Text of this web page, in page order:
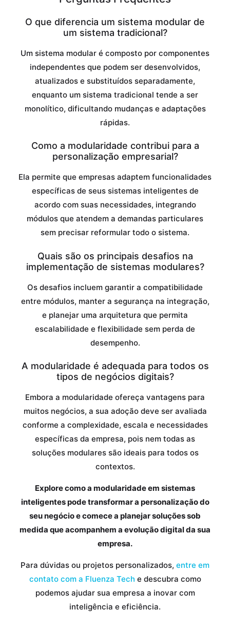
O que diferencia um sistema modular de
um sistema tradicional?
Um sistema modular é composto por componentes
independentes que podem ser desenvolvidos,
atualizados e substituídos separadamente,
enquanto um sistema tradicional tende a ser
monolítico, dificultando mudanças e adaptações
rápidas.
Como a modularidade contribui para a
personalização empresarial?
Ela permite que empresas adaptem funcionalidades
específicas de seus sistemas inteligentes de
acordo com suas necessidades, integrando
módulos que atendem a demandas particulares
sem precisar reformular todo o sistema.
Quais são os principais desafios na
implementação de sistemas modulares?
Os desafios incluem garantir a compatibilidade
entre módulos, manter a segurança na integração,
e planejar uma arquitetura que permita
escalabilidade e flexibilidade sem perda de
desempenho.
A modularidade é adequada para todos os
tipos de negócios digitais?
Embora a modularidade ofereça vantagens para
muitos negócios, a sua adoção deve ser avaliada
conforme a complexidade, escala e necessidades
específicas da empresa, pois nem todas as
soluções modulares são ideais para todos os
contextos.
Explore como a modularidade em sistemas
inteligentes pode transformar a personalização do
seu negócio e comece a planejar soluções sob
medida que acompanhem a evolução digital da sua
empresa.
Para dúvidas ou projetos personalizados, entre em
contato com a Fluenza Tech e descubra como
podemos ajudar sua empresa a inovar com
inteligência e eficiência.